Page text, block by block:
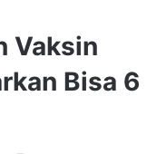
Vaksin
Bisa 6